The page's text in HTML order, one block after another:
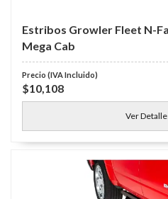
Estribos Growler Fleet N-
Mega Cab
$10,108
Ver